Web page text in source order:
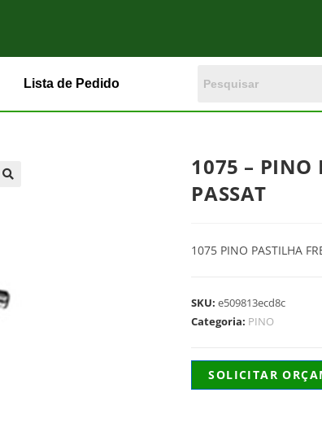
Lista de Pedido
1075 – PINO
PASSAT
1075 PINO PASTILHA
SKU:e509813ecd8c
Categoria: PINO
SOLICITAR